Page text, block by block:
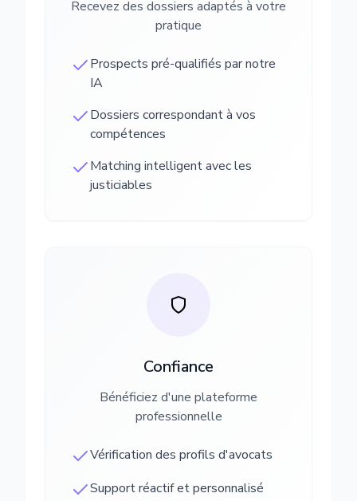
Recevez des dossiers adaptés à votre
pratique
Prospects pré-qualifiés par notre
IA
Dossiers correspondant à vos
compétences
Matching intelligent avec les
justiciables
Confiance
Bénéficiez d'une plateforme
professionnelle
Vérification des profils d'avocats
Support réactif et personnalisé